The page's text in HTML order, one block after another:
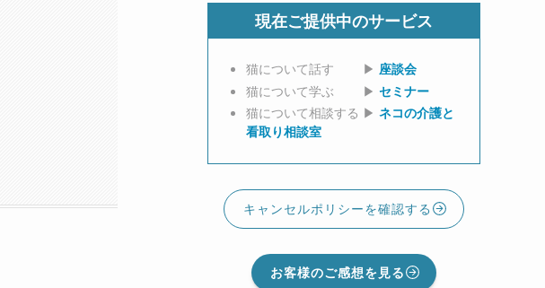
現在ご提供中のサービス
猫について話す ▶ 座談会
猫について学ぶ ▶ セミナー
猫について相談する ▶ ネコの介護と
看取り相談室
キャンセルポリシーを確認する
お客様のご感想を見る